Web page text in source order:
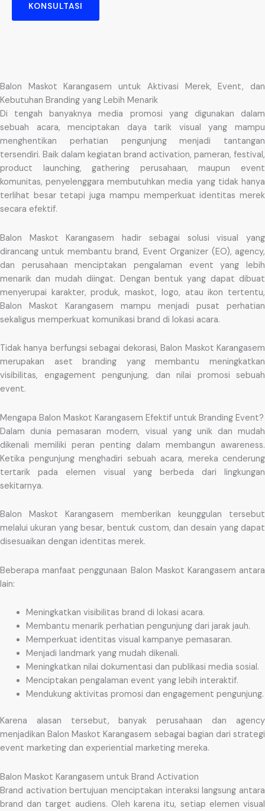
KONSULTASI
Balon Maskot Karangasem untuk Aktivasi Merek, Event, dan
Kebutuhan Branding yang Lebih Menarik
Di tengah banyaknya media promosi yang digunakan dalam
sebuah acara, menciptakan daya tarik visual yang mampu
menghentikan perhatian pengunjung menjadi tantangan
tersendiri. Baik dalam kegiatan brand activation, pameran, festival,
product launching, gathering perusahaan, maupun event
komunitas, penyelenggara membutuhkan media yang tidak hanya
terlihat besar tetapi juga mampu memperkuat identitas merek
secara efektif.
Balon Maskot Karangasem hadir sebagai solusi visual yang
dirancang untuk membantu brand, Event Organizer (EO), agency,
dan perusahaan menciptakan pengalaman event yang lebih
menarik dan mudah diingat. Dengan bentuk yang dapat dibuat
menyerupai karakter, produk, maskot, logo, atau ikon tertentu,
Balon Maskot Karangasem mampu menjadi pusat perhatian
sekaligus memperkuat komunikasi brand di lokasi acara.
Tidak hanya berfungsi sebagai dekorasi, Balon Maskot Karangasem
merupakan aset branding yang membantu meningkatkan
visibilitas, engagement pengunjung, dan nilai promosi sebuah
event.
Mengapa Balon Maskot Karangasem Efektif untuk Branding Event?
Dalam dunia pemasaran modern, visual yang unik dan mudah
dikenali memiliki peran penting dalam membangun awareness.
Ketika pengunjung menghadiri sebuah acara, mereka cenderung
tertarik pada elemen visual yang berbeda dari lingkungan
sekitarnya.
Balon Maskot Karangasem memberikan keunggulan tersebut
melalui ukuran yang besar, bentuk custom, dan desain yang dapat
disesuaikan dengan identitas merek.
Beberapa manfaat penggunaan Balon Maskot Karangasem antara
lain:
Meningkatkan visibilitas brand di lokasi acara.
Membantu menarik perhatian pengunjung dari jarak jauh.
Memperkuat identitas visual kampanye pemasaran.
Menjadi landmark yang mudah dikenali.
Meningkatkan nilai dokumentasi dan publikasi media sosial.
Menciptakan pengalaman event yang lebih interaktif.
Mendukung aktivitas promosi dan engagement pengunjung.
Karena alasan tersebut, banyak perusahaan dan agency
menjadikan Balon Maskot Karangasem sebagai bagian dari strategi
event marketing dan experiential marketing mereka.
Balon Maskot Karangasem untuk Brand Activation
Brand activation bertujuan menciptakan interaksi langsung antara
brand dan target audiens. Oleh karena itu, setiap elemen visual